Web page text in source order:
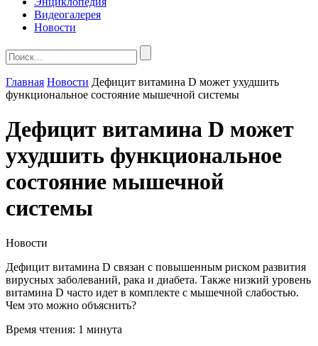
Видеогалерея
Новости
Главная Новости Дефицит витамина D может ухудшить
функциональное состояние мышечной системы
Дефицит витамина D может
ухудшить функциональное
состояние мышечной
системы
Новости
Дефицит витамина D связан с повышенным риском развития
вирусных заболеваний, рака и диабета. Также низкий уровень
витамина D часто идет в комплекте с мышечной слабостью.
Чем это можно объяснить?
Время чтения: 1 минута